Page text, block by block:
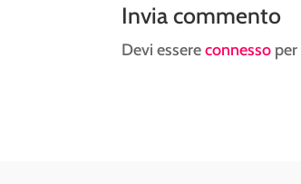
Invia commento
Devi essereconnesso